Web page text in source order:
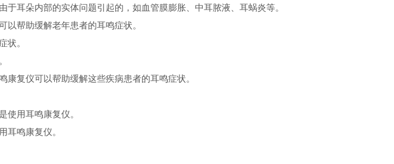
耳朵内部的实体问题引起的，如血管膜膨胀、中耳脓液、耳蜗炎等。
帮助缓解老年患者的耳鸣症状。
状。
复仪可以帮助缓解这些疾病患者的耳鸣症状。
使用耳鸣康复仪。
耳鸣康复仪。